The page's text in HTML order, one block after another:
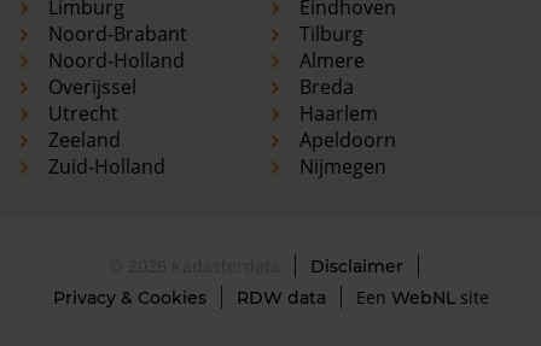
Limburg
Noord-Brabant
Noord-Holland
Overijssel
Utrecht
Zeeland
Zuid-Holland
Eindhoven
Tilburg
Almere
Breda
Haarlem
Apeldoorn
Nijmegen
Disclaimer
Privacy & Cookies
RDW data Een WebNLsite